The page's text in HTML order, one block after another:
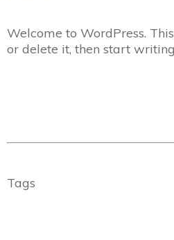
Welcome to WordPress.
or delete it, then start
Tags